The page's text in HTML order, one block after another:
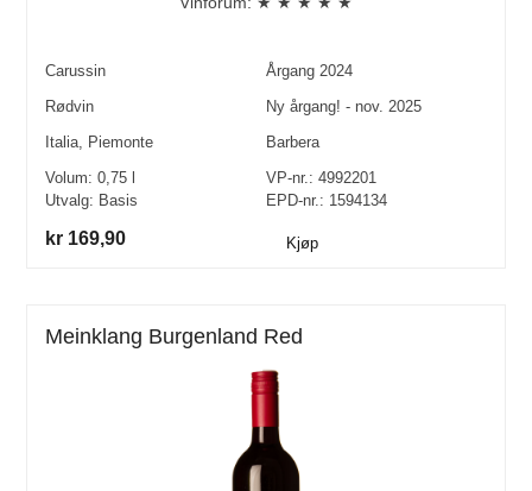
Carussin Årgang 2024
Rødvin
Ny årgang! - nov. 2025
Italia, Piemonte
Barbera
Volum:0,75
Utvalg: Basis
VP-nr.: 4992201
EPD-nr.: 1594134
kr 169,90 Kjøp
Meinklang Burgenland Red